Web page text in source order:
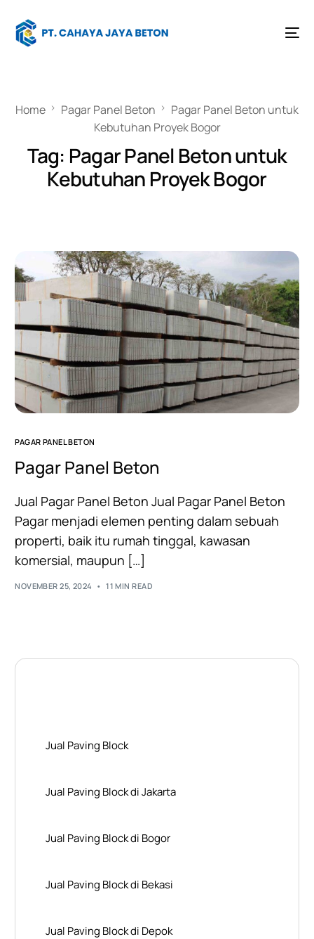
Home Pagar Panel Beton
Pagar Panel Beton untuk
Kebutuhan Proyek Bogor
Tag: Pagar Panel Beton untuk
Kebutuhan Proyek Bogor
PAGAR PANEL BETON
Pagar Panel Beton
Jual Pagar Panel Beton Jual Pagar Panel Beton
Pagar menjadi elemen penting dalam sebuah
properti, baik itu rumah tinggal, kawasan
komersial, maupun […]
NOVEMBER 25, 2024 11 MIN READ
Jual Paving Block
Jual Paving Block di Jakarta
Jual Paving Block di Bogor
Jual Paving Block di Bekasi
Jual Paving Block di Depok